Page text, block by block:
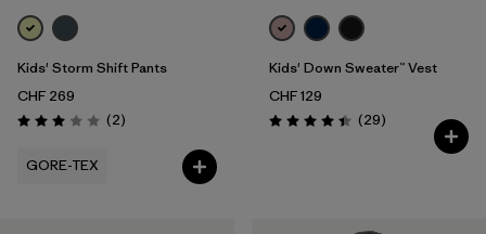
Kids' Storm Shift Pants
CHF 269
Valutazione: 3.0 / 5
(2Recensioni
)
GORE-TEX
Kids' Down Sweater™ Vest
CHF 129
Valutazione: 4.4 / 5
(29Recensioni
)